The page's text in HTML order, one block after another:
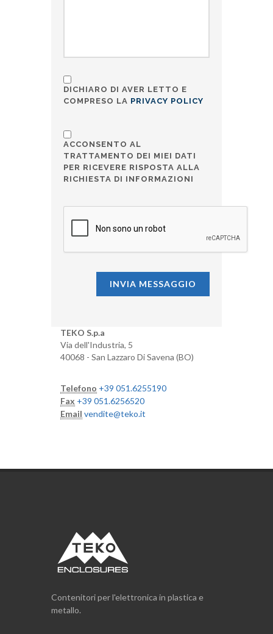
DICHIARO DI AVER LETTO E
COMPRESO LA PRIVACY POLICY
ACCONSENTO AL
TRATTAMENTO DEI MIEI DATI
PER RICEVERE RISPOSTA ALLA
RICHIESTA DI INFORMAZIONI
INVIA MESSAGGIO
TEKO S.p.a
Via dell'Industria, 5
40068 - San Lazzaro Di Savena (BO)
Telefono +39 051.6255190
Fax +39 051.6256520
Email vendite@teko.it
Contenitori per l'elettronica in plastica e
metallo.